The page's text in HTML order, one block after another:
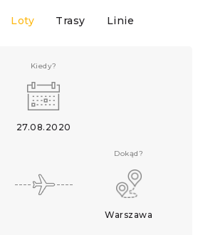
Loty Trasy Linie
Kiedy?
27.08.2020
Dokąd?
Warszawa